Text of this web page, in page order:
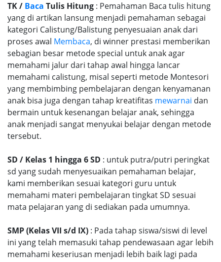
TK / Baca Tulis Hitung : Pemahaman Baca tulis hitung
yang di artikan lansung menjadi pemahaman sebagai
kategori Calistung/Balistung penyesuaian anak dari
proses awal Membaca, di winner prestasi memberikan
sebagian besar metode special untuk anak agar
memahami jalur dari tahap awal hingga lancar
memahami calistung, misal seperti metode Montesori
yang membimbing pembelajaran dengan kenyamanan
anak bisa juga dengan tahap kreatifitas mewarnai dan
bermain untuk kesenangan belajar anak, sehingga
anak menjadi sangat menyukai belajar dengan metode
tersebut.
SD / Kelas 1 hingga 6 SD : untuk putra/putri peringkat
sd yang sudah menyesuaikan pemahaman belajar,
kami memberikan sesuai kategori guru untuk
memahami materi pembelajaran tingkat SD sesuai
mata pelajaran yang di sediakan pada umumnya.
SMP (Kelas VII s/d IX) : Pada tahap siswa/siswi di level
ini yang telah memasuki tahap pendewasaan agar lebih
memahami keseriusan menjadi lebih baik lagi pada